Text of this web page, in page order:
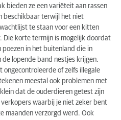
bieden ze een variëteit aan rassen
beschikbaar terwijl het niet
te staan voor een kitten
Die korte termijn is mogelijk doordat
in het buitenland die in
lopende band nestjes krijgen.
ongecontroleerde of zelfs illegale
meestal ook problemen met
dat de ouderdieren getest zijn
waarbij je niet zeker bent
maanden verzorgd werd. Ook